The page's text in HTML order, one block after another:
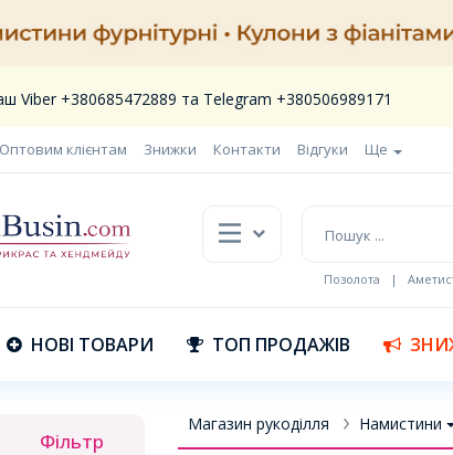
Viber +380685472889 та Telegram +380506989171
Оптовим клієнтам Знижки Контакти Відгуки Ще
Позолота |
НОВІ ТОВАРИ ТОП ПРОДАЖІВ
Фільтр
Магазин рукоділля Намистини